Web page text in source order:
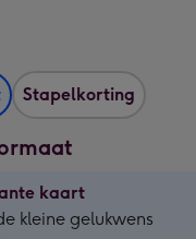
Stapelkorting
kaart
kleine gelukwens